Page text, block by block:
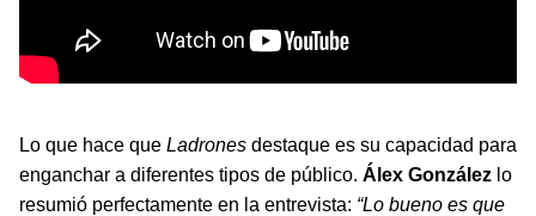
Lo que hace que Ladrones destaque es su capacidad para
enganchar a diferentes tipos de público. Álex González lo
resumió perfectamente en la entrevista: “Lo bueno es que